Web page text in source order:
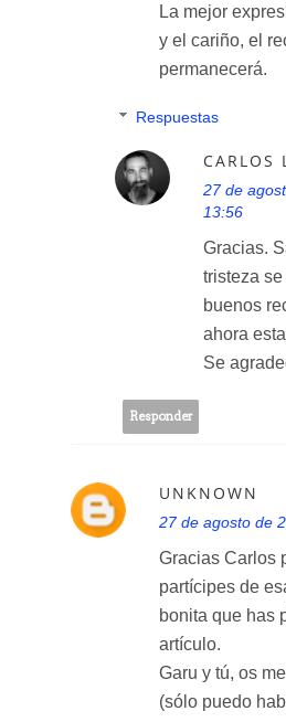
La mejor
y el cariño, el
permanecerá.
Respuestas
CARLOS
27 de
13:56
Gracias.
tristeza
buenos
ahora
Se
Responder
UNKNOWN
27 de agosto de
Gracias Carlos
partícipes de
bonita que has
artículo.
Garu y tú, os
(sólo puedo